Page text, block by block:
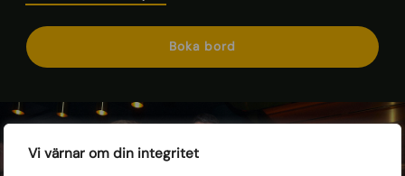
Vi värnar om din integritet
Boka bord